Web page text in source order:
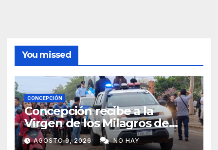
You missed
CONCEPCIÓN
Concepción recibe a la
Virgen de los Milagros de
Caacupé
AGOSTO 9, 2026 NO HAY